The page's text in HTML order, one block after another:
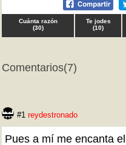
Cuánta razón
(30)
Te jodes
(10)
Comentarios(7)
#1 reydestronado
Pues a mí me encanta